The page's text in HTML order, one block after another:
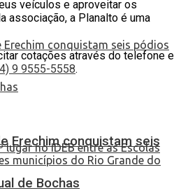
Erechim conquistam seis
de Bochas
veículos e aproveitar os
a Planalto é uma
cotações através do telefone e
9 9555-5558.